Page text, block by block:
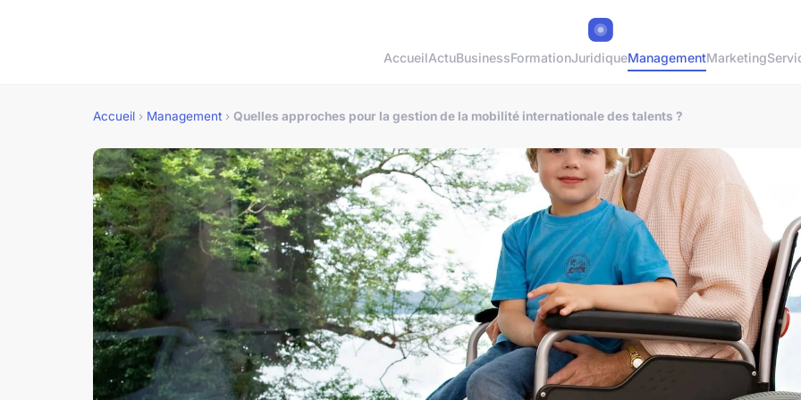
AccueilActuBusinessFormationJuridiqueManagementMarketing
Accueil › Management › Quelles approches pour la gestion de la mobilité internationale des talents ?